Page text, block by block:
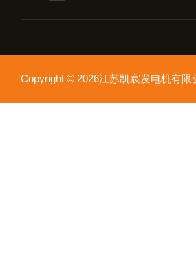
Copyright © 2026江苏凯宸发电机有